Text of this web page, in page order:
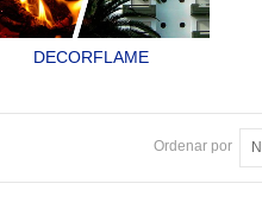
DECORFLAME
Ordenar por